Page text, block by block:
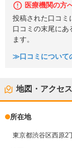
医療機関の方
投稿された口コミ
口コミの末尾にあ
ます。
≫口コミについて
地図・アクセス
所在地
東京都渋谷区西原2